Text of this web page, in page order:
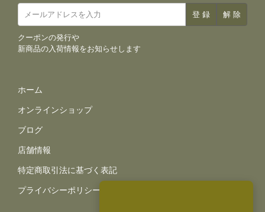
クーポンの発行や
新商品の入荷情報をお知らせします
サイトナビゲーション
ホーム
オンラインショップ
ブログ
店舗情報
規約とポリシー
特定商取引法に基づく表記
プライバシーポリシー